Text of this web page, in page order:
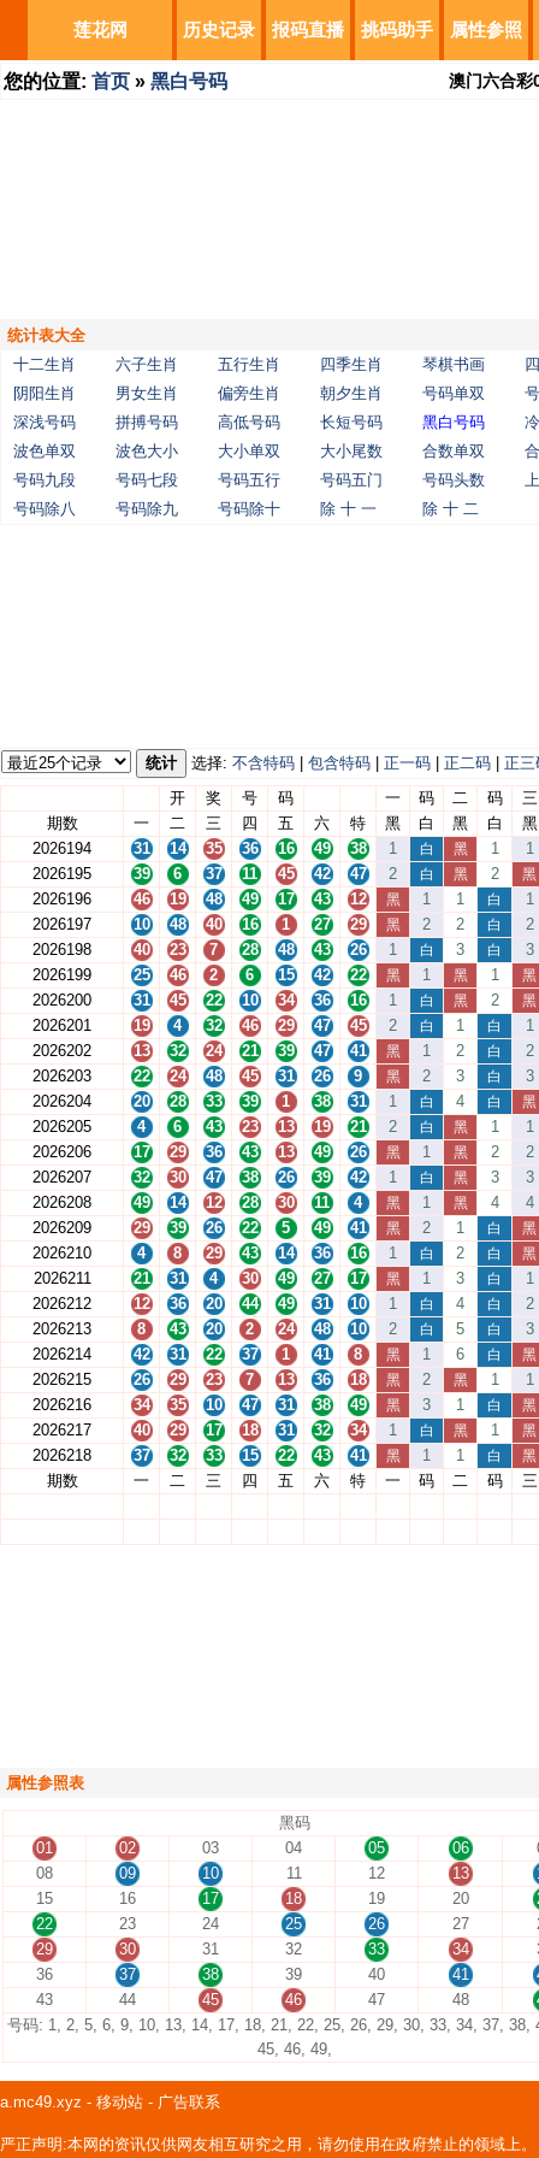
莲花网 历史记录 报码直播 挑码助手 属性参照
您的位置: 首页 » 黑白号码 澳门六合彩
统计表大全
十二生肖
六子生肖 五行生肖 四季生肖 琴棋书画
阴阳生肖
男女生肖 偏旁生肖 朝夕生肖 号码单双
深浅号码
拼搏号码 高低号码 长短号码 黑白号码
波色单双
波色大小 大小单双 大小尾数 合数单双
号码九段
号码七段 号码五行 号码五门 号码头数
号码除八
号码除九 号码除十 除 十 一 除 十 二
统计 选择: 不含特码 包含特码 正一码 正二码
正三
开
奖 号 码 一 码 二 码
三
期数
一 二 三 四 五 六 特 黑 白 黑 白
黑
2026194
31 14 35 36 16 49 38 1 白 黑 1
1
2026195
39 6 37 11 45 42 47 2 白 黑 2 黑
2026196 46 19 48 49 17 43 12 黑 1 1 白
1
2026197
10 48 40 16 1 27 29 黑 2 2 白
2
2026198
40 23 7 28 48 43 26 1 白 3 白
3
2026199
25 46 2 6 15 42 22 黑 1 黑 1 黑
2026200 31 45 22 10 34 36 16 1 白 黑 2 黑
2026201 19 4 32 46 29 47 45 2 白 1 白
1
2026202
13 32 24 21 39 47 41 黑 1 2 白
2
2026203
22 24 48 45 31 26 9 黑 2 3 白
3
2026204
20 28 33 39 1 38 31 1 白 4 白 黑
2026205 4 6 43 23 13 19 21 2 白 黑 1
1
2026206
17 29 36 43 13 49 26 黑 1 黑 2
2
2026207
32 30 47 38 26 39 42 1 白 黑 3
3
2026208
49 14 12 28 30 11 4 黑 1 黑 4
4
2026209
29 39 26 22 5 49 41 黑 2 1 白 黑
2026210 4 8 29 43 14 36 16 1 白 2 白 黑
2026211 21 31 4 30 49 27 17 黑 1 3 白
1
2026212
12 36 20 44 49 31 10 1 白 4 白
2
2026213
8 43 20 2 24 48 10 2 白 5 白
3
2026214
42 31 22 37 1 41 8 黑 1 6 白 黑
2026215 26 29 23 7 13 36 18 黑 2 黑 1
1
2026216
34 35 10 47 31 38 49 黑 3 1 白 黑
2026217 40 29 17 18 31 32 34 1 白 黑 1 黑
2026218 37 32 33 15 22 43 41 黑 1 1 白 黑
期数 一 二 三 四 五 六 特 一 码 二 码 三
属性参照表
黑码
01
02 03 04 05 06
08
09 10 11 12 13
15
16 17 18 19 20
22
23 24 25 26 27
29
30 31 32 33 34
36
37 38 39 40 41
43
44 45 46 47 48
号码: 1, 2, 5, 6, 9, 10, 13, 14, 17, 18, 21, 22, 25, 26, 29, 30, 33, 34, 37, 38,
45, 46, 49,
a.mc49.xyz - 移动站 - 广告联系
严正声明:本网的资讯仅供网友相互研究之用，请勿使用在政府禁止的领域上。